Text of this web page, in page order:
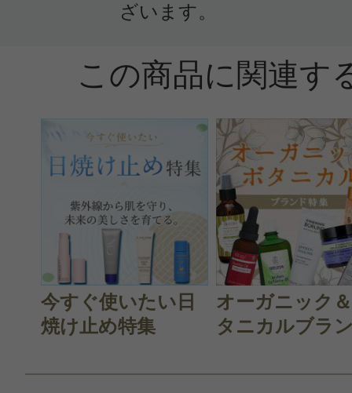
お店で購入するよりお安くて、お得
投稿日：2024年08月
／60代以上
感じた効能：うるおい/低刺激・敏感
購入品：バランシング クレンジング
さらっとしているので頼りない感
すが、実際はよく落ちます。
ざいます。
この商品に関連す
今すぐ使いたい日
焼け止め特集
オーガニック
タニカルブラ